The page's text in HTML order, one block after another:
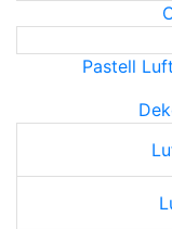
Pastell